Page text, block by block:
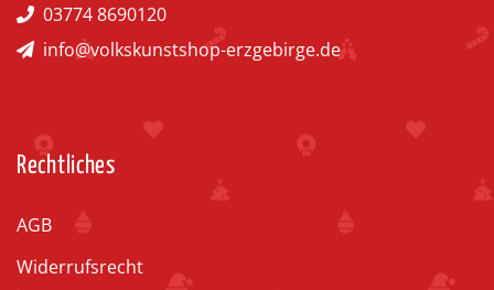
03774 8690120
info@volkskunstshop-erzgebirge.de
Rechtliches
AGB
Widerrufsrecht